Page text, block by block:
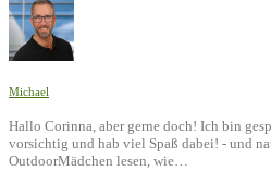
Michael
Hallo Corinna, aber gerne doch! Ich bin
vorsichtig und hab viel Spaß dabei! - und
OutdoorMädchen lesen, wie…